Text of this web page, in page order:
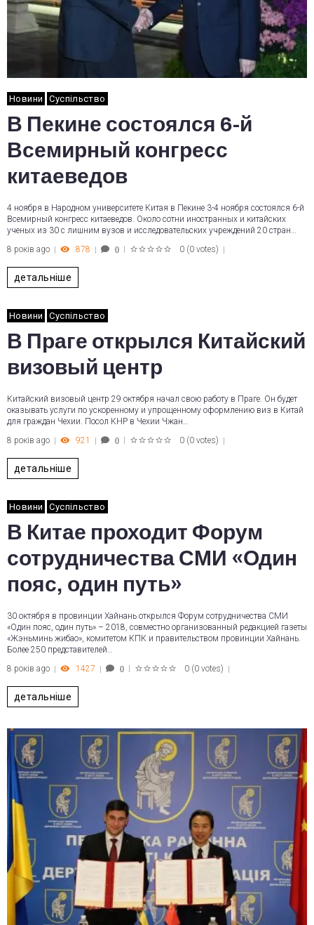
Новини Суспільство
В Пекине состоялся 6-й
Всемирный конгресс
китаеведов
4 ноября в Народном университете Китая в Пекине 3-4 ноября состоялся 6-й
Всемирный конгресс китаеведов. Около сотни иностранных и китайских
ученых из 30 с лишним вузов и исследовательских учреждений 20 стран…
8 років ago
878 0 0 (0 votes)
детальніше
Новини Суспільство
В Праге открылся Китайский
визовый центр
Китайский визовый центр 29 октября начал свою работу в Праге. Он будет
оказывать услуги по ускоренному и упрощенному оформлению виз в Китай
для граждан Чехии. Посол КНР в Чехии Чжан…
8 років ago
921 0 0 (0 votes)
детальніше
Новини Суспільство
В Китае проходит Форум
сотрудничества СМИ «Один
пояс, один путь»
30 октября в провинции Хайнань открылся Форум сотрудничества СМИ
«Один пояс, один путь» – 2018, совместно организованный редакцией газеты
«Жэньминь жибао», комитетом КПК и правительством провинции Хайнань.
Более 250 представителей…
8 років ago
1427 0 0 (0 votes)
детальніше